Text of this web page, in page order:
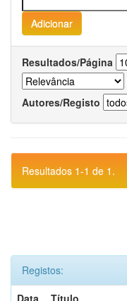
Resultados/Página
Autores/Registo
Resultados 1-1 de 1.
Registos:
Data
Título